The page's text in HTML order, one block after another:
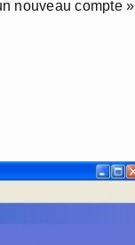
nouveau compte »